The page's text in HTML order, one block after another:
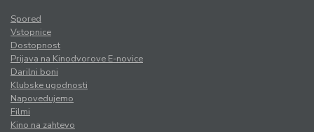
Spored
Vstopnice
Dostopnost
Prijava na Kinodvorove E-novice
Darilni boni
Klubske ugodnosti
Napovedujemo
Filmi
Kino na zahtevo